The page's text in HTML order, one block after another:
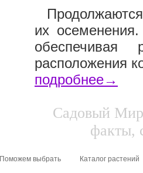
их
обеспечивая
расположения
подробнее→
Садовый
факты,
Поможем выбрать Каталог растений